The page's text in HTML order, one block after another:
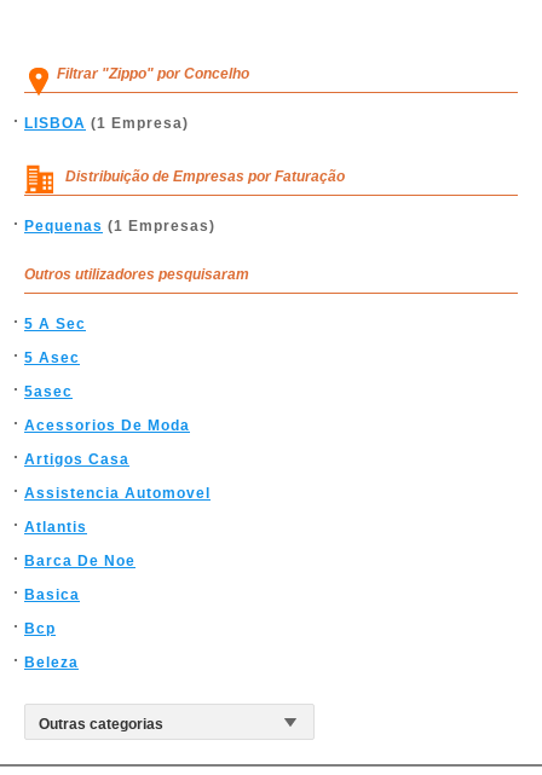
Filtrar "Zippo" por Concelho
LISBOA (1 Empresa)
Distribuição de Empresas por Faturação
Pequenas (1 Empresas)
Outros utilizadores pesquisaram
5 A Sec
5 Asec
5asec
Acessorios De Moda
Artigos Casa
Assistencia Automovel
Atlantis
Barca De Noe
Basica
Bcp
Beleza